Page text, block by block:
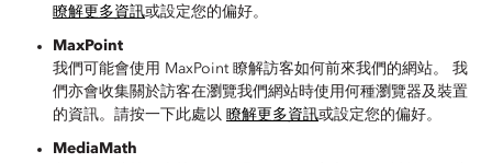
瞭解更多資訊或設定您的偏好。
MaxPoint
我們可能會使用 MaxPoint 瞭解訪客如何前來我們的網站。 我
們亦會收集關於訪客在瀏覽我們網站時使用何種瀏覽器及裝置
的資訊。請按一下此處以 瞭解更多資訊或設定您的偏好。
MediaMath